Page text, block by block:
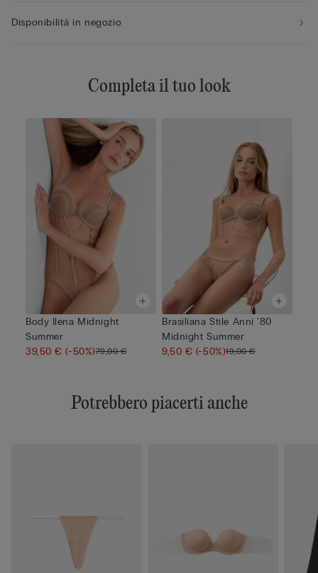
Disponibilità in negozio
Completa il tuo look
Body Ilena Midnight
Summer
39,50 €(-50%)79,00 €
Brasiliana Stile Anni '80
Midnight Summer
9,50 € (-50%)19,00 €
Potrebbero piacerti anche